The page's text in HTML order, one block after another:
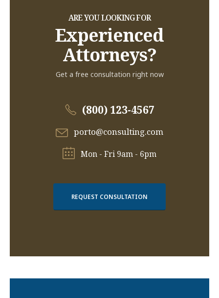
ARE YOU LOOKING FOR
Experienced
Attorneys?
Get a free consultation right now
(800) 123-4567
porto@consulting.com
Mon - Fri 9am - 6pm
REQUEST CONSULTATION